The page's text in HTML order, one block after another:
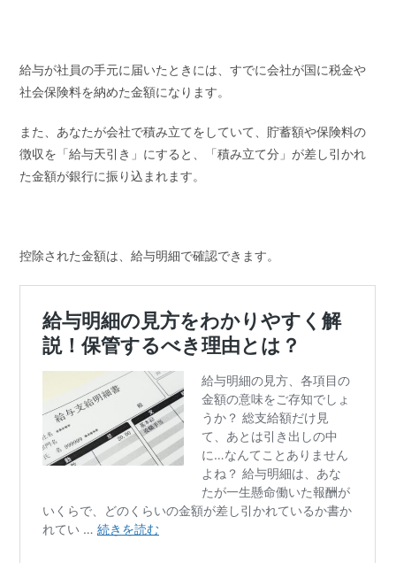
給与が社員の手元に届いたときには、すでに会社が国に税金や
社会保険料を納めた金額になります。
また、あなたが会社で積み立てをしていて、貯蓄額や保険料の
徴収を「給与天引き」にすると、「積み立て分」が差し引かれ
た金額が銀行に振り込まれます。
控除された金額は、給与明細で確認できます。